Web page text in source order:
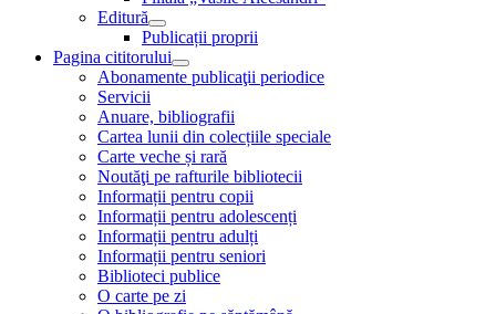
Editură
Publicații proprii
Pagina cititorului
Abonamente publicaţii periodice
Servicii
Anuare, bibliografii
Cartea lunii din colecțiile speciale
Carte veche și rară
Noutăţi pe rafturile bibliotecii
Informații pentru copii
Informații pentru adolescenți
Informații pentru adulți
Informații pentru seniori
Biblioteci publice
O carte pe zi